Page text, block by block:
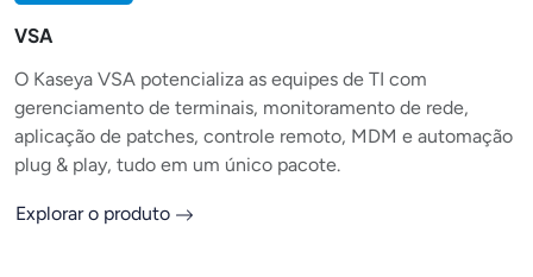
VSA
O Kaseya VSA potencializa as equipes de TI com
gerenciamento de terminais, monitoramento de rede,
aplicação de patches, controle remoto, MDM e automação
plug & play, tudo em um único pacote.
Explorar o produto